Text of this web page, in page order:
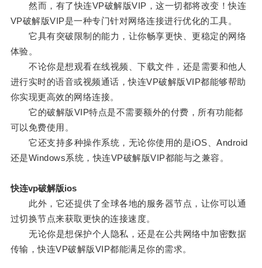
然而，有了快连VP破解版VIP，这一切都将改变！快连
VP破解版VIP是一种专门针对网络连接进行优化的工具。
它具有突破限制的能力，让你畅享更快、更稳定的网络
体验。
不论你是想观看在线视频、下载文件，还是需要和他人
进行实时的语音或视频通话，快连VP破解版VIP都能够帮助
你实现更高效的网络连接。
它的破解版VIP特点是不需要额外的付费，所有功能都
可以免费使用。
它还支持多种操作系统，无论你使用的是iOS、Android
还是Windows系统，快连VP破解版VIP都能与之兼容。
快连vp破解版ios
此外，它还提供了全球各地的服务器节点，让你可以通
过切换节点来获取更快的连接速度。
无论你是想保护个人隐私，还是在公共网络中加密数据
传输，快连VP破解版VIP都能满足你的需求。